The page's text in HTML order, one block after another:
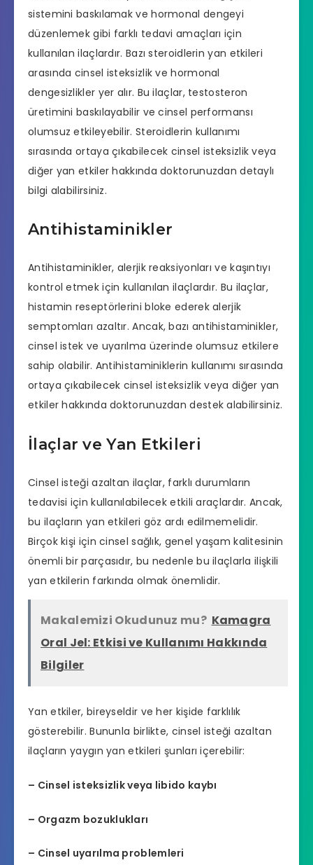
sistemini baskılamak ve hormonal dengeyi
düzenlemek gibi farklı tedavi amaçları için
kullanılan ilaçlardır. Bazı steroidlerin yan etkileri
arasında cinsel isteksizlik ve hormonal
dengesizlikler yer alır. Bu ilaçlar, testosteron
üretimini baskılayabilir ve cinsel performansı
olumsuz etkileyebilir. Steroidlerin kullanımı
sırasında ortaya çıkabilecek cinsel isteksizlik veya
diğer yan etkiler hakkında doktorunuzdan detaylı
bilgi alabilirsiniz.
Antihistaminikler
Antihistaminikler, alerjik reaksiyonları ve kaşıntıyı
kontrol etmek için kullanılan ilaçlardır. Bu ilaçlar,
histamin reseptörlerini bloke ederek alerjik
semptomları azaltır. Ancak, bazı antihistaminikler,
cinsel istek ve uyarılma üzerinde olumsuz etkilere
sahip olabilir. Antihistaminiklerin kullanımı sırasında
ortaya çıkabilecek cinsel isteksizlik veya diğer yan
etkiler hakkında doktorunuzdan destek alabilirsiniz.
İlaçlar ve Yan Etkileri
Cinsel isteği azaltan ilaçlar, farklı durumların
tedavisi için kullanılabilecek etkili araçlardır. Ancak,
bu ilaçların yan etkileri göz ardı edilmemelidir.
Birçok kişi için cinsel sağlık, genel yaşam kalitesinin
önemli bir parçasıdır, bu nedenle bu ilaçlarla ilişkili
yan etkilerin farkında olmak önemlidir.
Makalemizi Okudunuz mu? Kamagra
Oral Jel: Etkisi ve Kullanımı Hakkında
Bilgiler
Yan etkiler, bireyseldir ve her kişide farklılık
gösterebilir. Bununla birlikte, cinsel isteği azaltan
ilaçların yaygın yan etkileri şunları içerebilir:
– Cinsel isteksizlik veya libido kaybı
– Orgazm bozuklukları
– Cinsel uyarılma problemleri